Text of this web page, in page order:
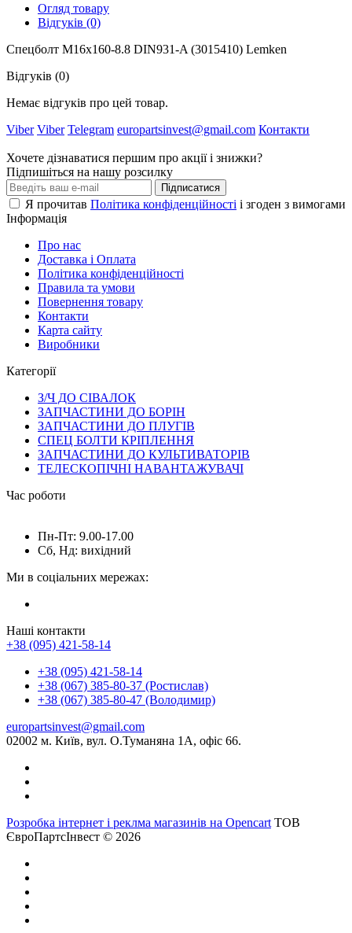
Огляд товару
Відгуків (0)
Спецболт M16x160-8.8 DIN931-A (3015410) Lemken
Відгуків (0)
Немає відгуків про цей товар.
Viber Viber Telegram europartsinvest@gmail.com Контакти
Хочете дізнаватися першим про акції і знижки?
Підпишіться на нашу розсилку
Підписатися
Я прочитав Політика конфіденційності і згоден з вимогами
Інформація
Про нас
Доставка і Оплата
Політика конфіденційності
Правила та умови
Повернення товару
Контакти
Карта сайту
Виробники
Категорії
З/Ч ДО СІВАЛОК
ЗАПЧАСТИНИ ДО БОРІН
ЗАПЧАСТИНИ ДО ПЛУГІВ
СПЕЦ БОЛТИ КРІПЛЕННЯ
ЗАПЧАСТИНИ ДО КУЛЬТИВАТОРІВ
ТЕЛЕСКОПІЧНІ НАВАНТАЖУВАЧІ
Час роботи
Пн-Пт: 9.00-17.00
Сб, Нд: вихідний
Ми в соціальних мережах:
Наші контакти
+38 (095) 421-58-14
+38 (095) 421-58-14
+38 (067) 385-80-37 (Ростислав)
+38 (067) 385-80-47 (Володимир)
europartsinvest@gmail.com
02002 м. Київ, вул. О.Туманяна 1А, офіс 66.
Розробка інтернет і реклма магазинів на Opencart ТОВ
ЄвроПартсІнвест © 2026